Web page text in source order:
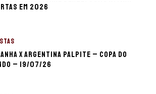
em 2026
x Argentina palpite – Copa do
– 19/07/26